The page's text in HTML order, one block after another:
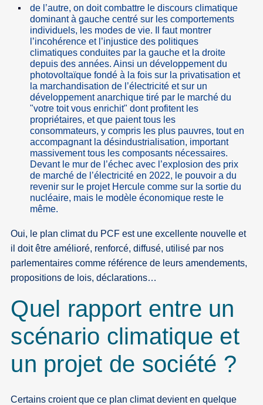
de l’autre, on doit combattre le discours climatique
dominant à gauche centré sur les comportements
individuels, les modes de vie. Il faut montrer
l’incohérence et l’injustice des politiques
climatiques conduites par la gauche et la droite
depuis des années. Ainsi un développement du
photovoltaïque fondé à la fois sur la privatisation et
la marchandisation de l’électricité et sur un
développement anarchique tiré par le marché du
"votre toit vous enrichit" dont profitent les
propriétaires, et que paient tous les
consommateurs, y compris les plus pauvres, tout en
accompagnant la désindustrialisation, important
massivement tous les composants nécessaires.
Devant le mur de l’échec avec l’explosion des prix
de marché de l’électricité en 2022, le pouvoir a du
revenir sur le projet Hercule comme sur la sortie du
nucléaire, mais le modèle économique reste le
même.
Oui, le plan climat du PCF est une excellente nouvelle et
il doit être amélioré, renforcé, diffusé, utilisé par nos
parlementaires comme référence de leurs amendements,
propositions de lois, déclarations…
Quel rapport entre un
scénario climatique et
un projet de société ?
Certains croient que ce plan climat devient en quelque